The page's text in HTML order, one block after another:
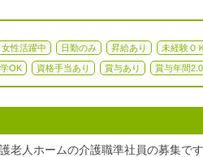
女性活躍中 日勤のみ 昇給あり 未経験ＯＫ
OK 資格手当あり 賞与あり 賞与年間
老人ホームの介護職準社員の募集で